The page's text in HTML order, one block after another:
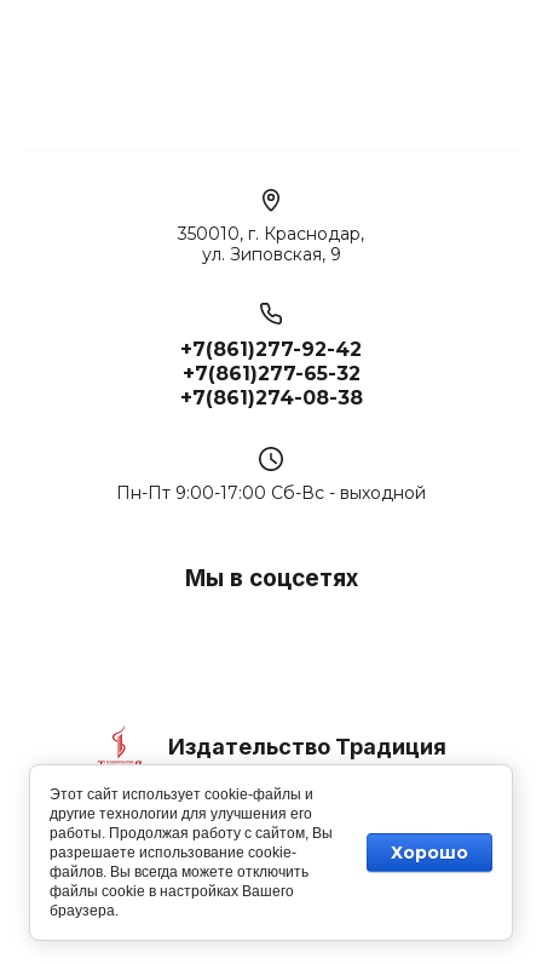
Издательство Традиция
© 2006-2026
350010, г. Краснодар,
ул. Зиповская, 9
+7(861)277-92-42
+7(861)277-65-32
+7(861)274-08-38
Пн-Пт 9:00-17:00 Сб-Вс - выходной
Мы в соцсетях
Изготовление сайтов
Этот сайт использует cookie-файлы и
другие технологии для улучшения его
работы. Продолжая работу с сайтом, Вы
разрешаете использование cookie-
файлов. Вы всегда можете отключить
файлы cookie в настройках Вашего
браузера.
Хорошо